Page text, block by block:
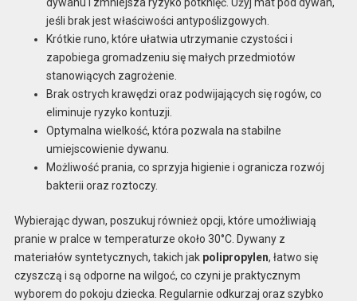
jeśli brak jest właściwości antypoślizgowych.
Krótkie runo, które ułatwia utrzymanie czystości i
zapobiega gromadzeniu się małych przedmiotów
stanowiących zagrożenie.
Brak ostrych krawędzi oraz podwijających się rogów, co
eliminuje ryzyko kontuzji.
Optymalna wielkość, która pozwala na stabilne
umiejscowienie dywanu.
Możliwość prania, co sprzyja higienie i ogranicza rozwój
bakterii oraz roztoczy.
Wybierając dywan, poszukuj również opcji, które umożliwiają
pranie w pralce w temperaturze około 30°C. Dywany z
materiałów syntetycznych, takich jak polipropylen, łatwo się
czyszczą i są odporne na wilgoć, co czyni je praktycznym
wyborem do pokoju dziecka. Regularnie odkurzaj oraz szybko